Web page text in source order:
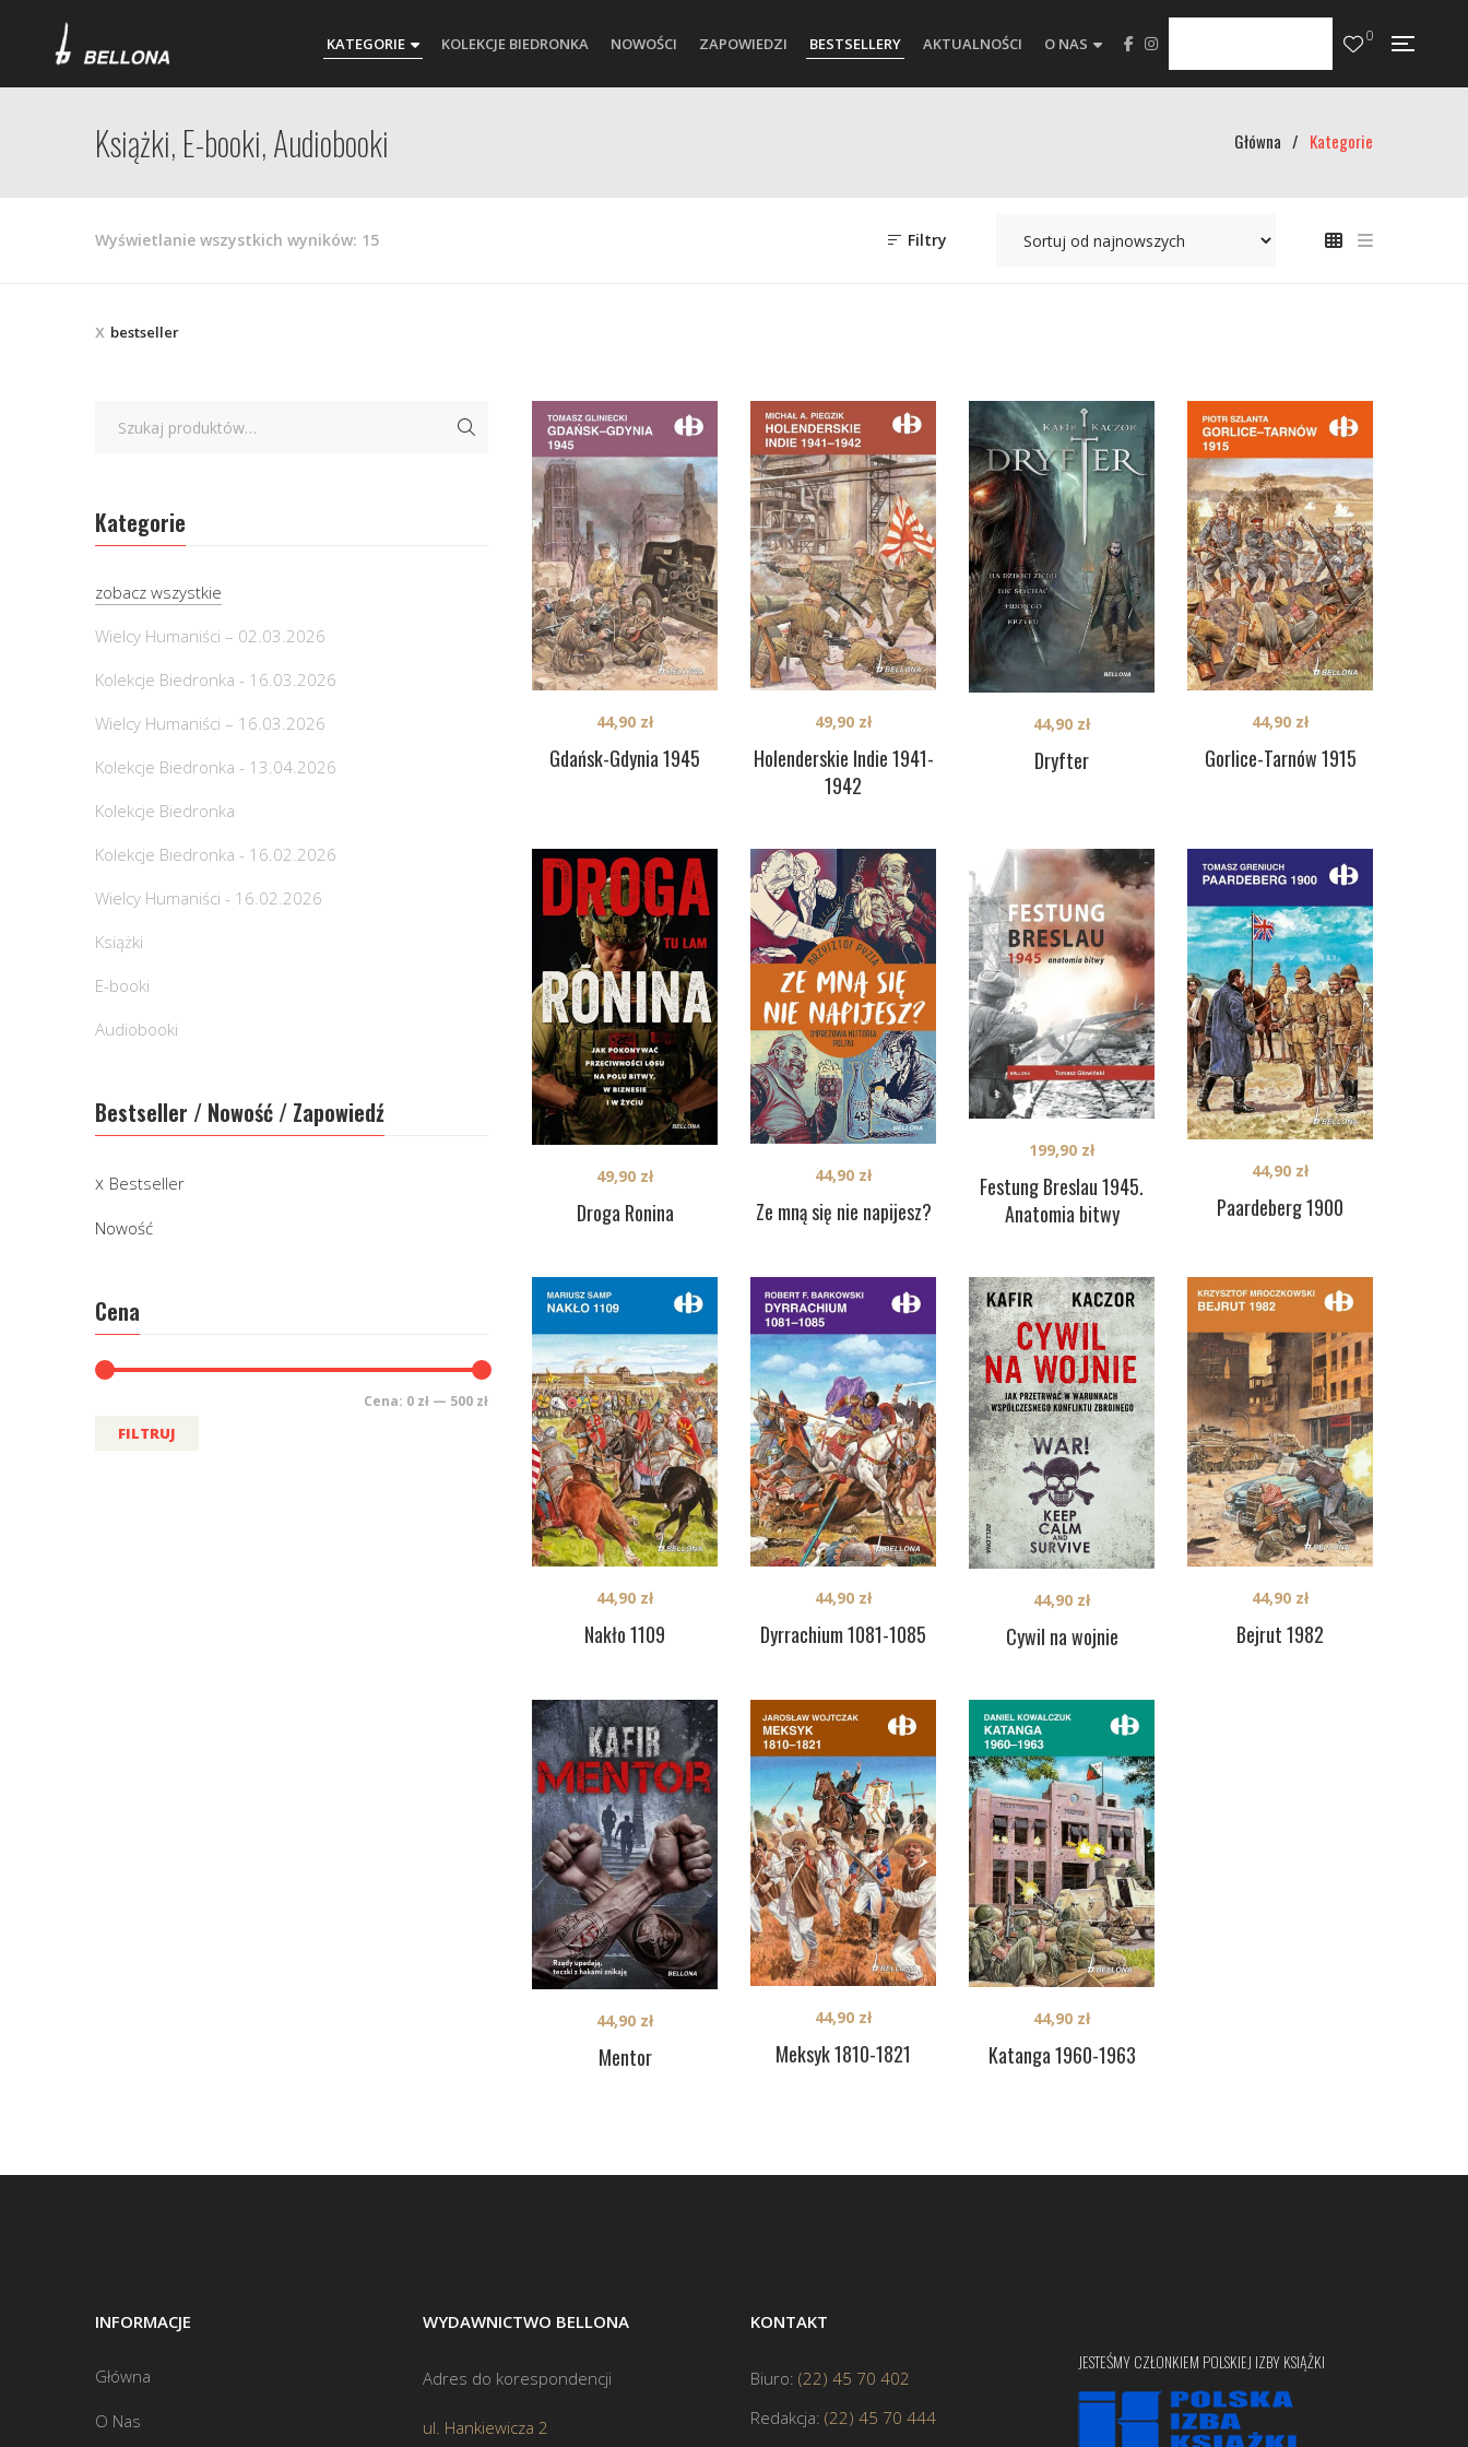
KATEGORIE KOLEKCJE BIEDRONKA NOWOŚCI ZAPOWIEDZI BESTSELLERY AKTUALNOŚCI O NAS 0
Książki, E-booki, Audiobooki Główna / Kategorie
Wyświetlanie wszystkich wyników: 15Posortowane
Filtry
bestseller
Gdańsk-Gdynia 1945
44,90 zł
Holenderskie Indie 1941-
1942
49,90 zł
Dryfter
44,90 zł
Gorlice-Tarnów 1915
44,90 zł
Droga Ronina
49,90 zł
Ze mną się nie napijesz?
44,90 zł
Festung Breslau 1945.
Anatomia bitwy
199,90 zł
Paardeberg 1900
44,90 zł
Nakło 1109
44,90 zł
Dyrrachium 1081-1085
44,90 zł
Cywil na wojnie
44,90 zł
Bejrut 1982
44,90 zł
Mentor
44,90 zł
Meksyk 1810-1821
44,90 zł
Katanga 1960-1963
44,90 zł
Kategorie
zobacz wszystkie
Wielcy Humaniści – 02.03.2026
Kolekcje Biedronka - 16.03.2026
Wielcy Humaniści – 16.03.2026
Kolekcje Biedronka - 13.04.2026
Kolekcje Biedronka
Kolekcje Biedronka - 16.02.2026
Wielcy Humaniści - 16.02.2026
Książki
E-booki
Audiobooki
Bestseller / Nowość / Zapowiedź
Bestseller
Nowość
Cena
FILTRUJ
Cena: 0 zł — 500 zł
INFORMACJE
Główna
O Nas
WYDAWNICTWO BELLONA
Adres do korespondencji
ul. Hankiewicza 2
KONTAKT
Biuro: (22) 45 70 402
Redakcja: (22) 45 70 444
JESTEŚMY CZŁONKIEM POLSKIEJ IZBY KSIĄŻKI